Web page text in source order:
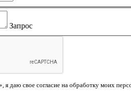
Запрос
я даю свое согласие на обработку моих